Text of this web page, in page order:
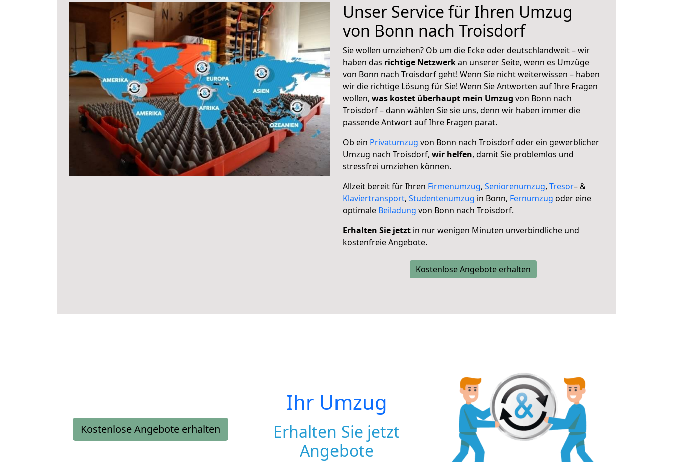
Unser Service für Ihren Umzug
von Bonn nach Troisdorf
Sie wollen umziehen? Ob um die Ecke oder deutschlandweit – wir
haben das richtige Netzwerkan unserer Seite, wenn es Umzüge
von Bonn nach Troisdorf geht! Wenn Sie nicht weiterwissen – haben
wir die richtige Lösung für Sie! Wenn Sie Antworten auf Ihre Fragen
wollen, was kostet überhaupt mein Umzug von Bonn nach
Troisdorf – dann wählen Sie sie uns, denn wir haben immer die
passende Antwort auf Ihre Fragen parat.
Ob ein Privatumzug von Bonn nach Troisdorf oder ein gewerblicher
Umzug nach Troisdorf, wir helfen, damit Sie problemlos und
stressfrei umziehen können.
Allzeit bereit für Ihren Firmenumzug, Seniorenumzug, Tresor– &
Klaviertransport, Studentenumzug in Bonn, Fernumzug oder eine
optimale Beiladung von Bonn nach Troisdorf.
Erhalten Sie jetzt in nur wenigen Minuten unverbindliche und
kostenfreie Angebote.
Kostenlose Angebote erhalten
Kostenlose Angebote erhalten
Ihr Umzug
Erhalten Sie jetzt
Angebote